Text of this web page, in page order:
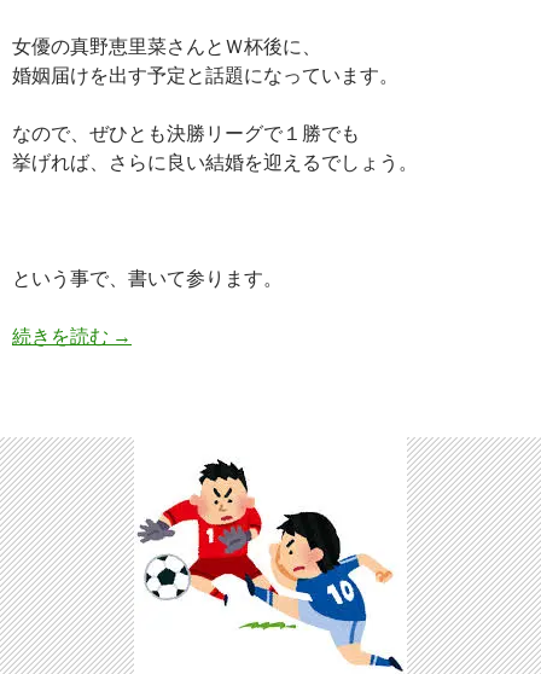
女優の真野恵里菜さんとＷ杯後に、
婚姻届けを出す予定と話題になっています。
なので、ぜひとも決勝リーグで１勝でも
挙げれば、さらに良い結婚を迎えるでしょう。
という事で、書いて参ります。
続きを読む 柴崎岳半端ないって!真野恵里菜と結婚!?血液型
→